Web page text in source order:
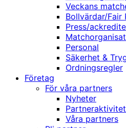
Veckans
Bollvärdar/Fair
Press/
Personal
Säkerhet &
Ordningsregler
Företag
För våra partners
Nyheter
Våra partners